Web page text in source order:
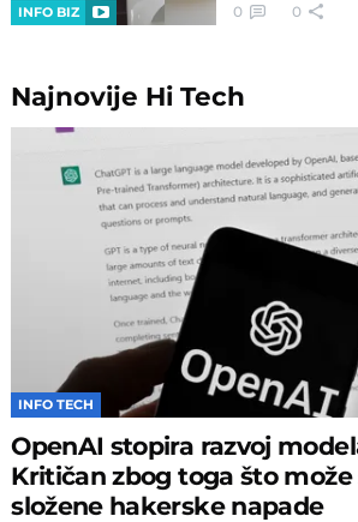
INFO BIZ 0 0
Najnovije Hi Tech
INFO TECH
OpenAI stopira razvoj
Kritičan zbog toga što
složene hakerske napade